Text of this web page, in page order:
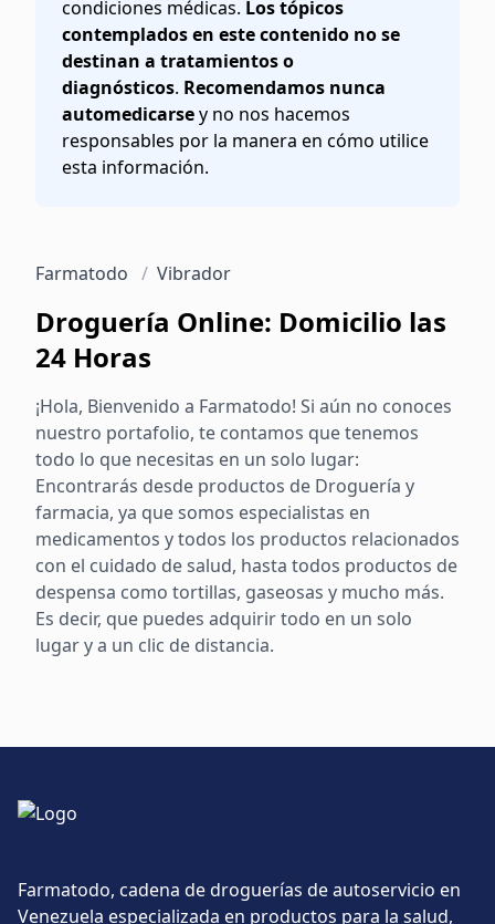
condiciones médicas. Los tópicos
contemplados en este contenido no se
destinan a tratamientos o
diagnósticos. Recomendamos nunca
automedicarsey no nos hacemos
responsables por la manera en cómo utilice
esta información.
Farmatodo / Vibrador
Droguería Online: Domicilio las
24 Horas
¡Hola, Bienvenido a Farmatodo! Si aún no conoces
nuestro portafolio, te contamos que tenemos
todo lo que necesitas en un solo lugar:
Encontrarás desde productos de Droguería y
farmacia, ya que somos especialistas en
medicamentos y todos los productos relacionados
con el cuidado de salud, hasta todos productos de
despensa como tortillas, gaseosas y mucho más.
Es decir, que puedes adquirir todo en un solo
lugar y a un clic de distancia.
Farmatodo, cadena de droguerías de autoservicio en
Venezuela especializada en productos para la salud,